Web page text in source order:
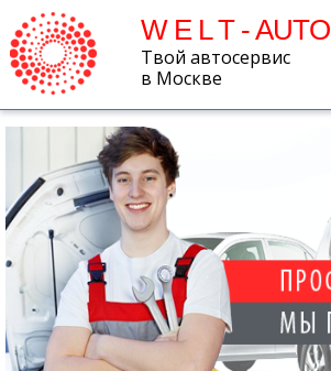
W E L T - AUTO
Твой автосервис
в Москве